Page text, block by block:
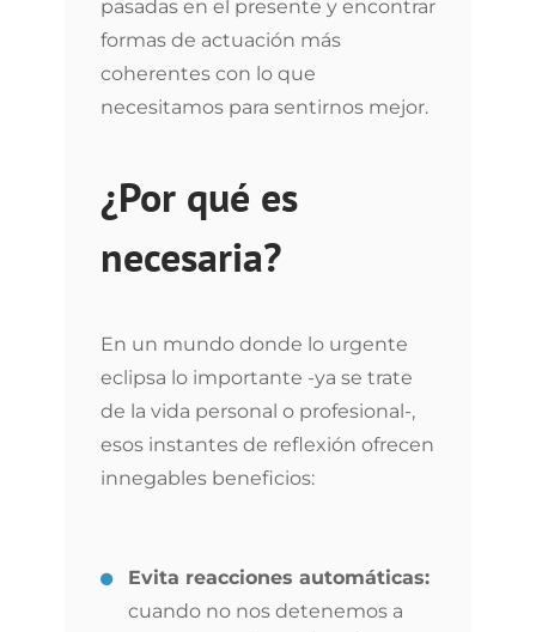
pasadas en el presente y encontrar
formas de actuación más
coherentes con lo que
necesitamos para sentirnos mejor.
¿Por qué es
necesaria?
En un mundo donde lo urgente
eclipsa lo importante -ya se trate
de la vida personal o profesional-,
esos instantes de reflexión ofrecen
innegables beneficios:
Evita reacciones automáticas:
cuando no nos detenemos a